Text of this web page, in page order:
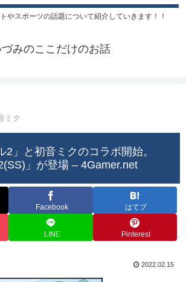
やスポーツの話題について紹介していきます！！
づみのここだけのお話
ミク
2」と初音ミクのコラボ開始。
」が登場 – 4Gamer.net
Facebook はてブ
LINE Pinterest
2022.02.15